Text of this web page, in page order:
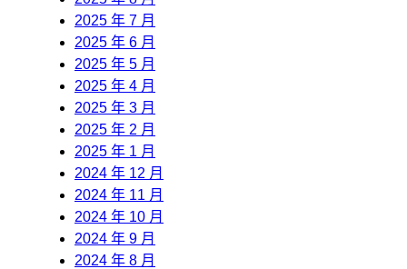
2025 年 7 月
2025 年 6 月
2025 年 5 月
2025 年 4 月
2025 年 3 月
2025 年 2 月
2025 年 1 月
2024 年 12 月
2024 年 11 月
2024 年 10 月
2024 年 9 月
2024 年 8 月